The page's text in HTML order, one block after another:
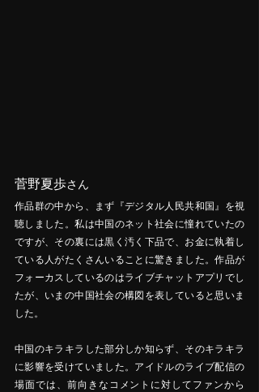
菅野夏歩さん
作品群の中から、まず『デジタル人民共和国』を視
聴しました。私は中国のネット社会に憧れていたの
ですが、その裏には黒く汚く下品で、お金に執着し
ている人がたくさんいることに驚きました。作品が
フォーカスしているのはライブチャットアプリでし
たが、いまの中国社会の構図を表していると思いま
した。
中国のキラキラした部分しか知らず、そのキラキラ
に影響を受けていました。アイドルのライブ配信の
場面では、前向きなコメントに対してファンから